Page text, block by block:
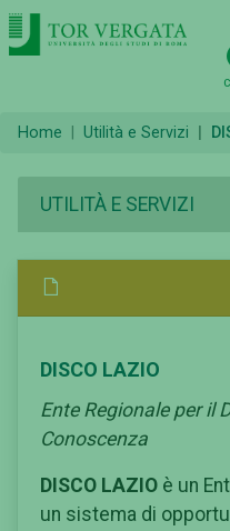
Home Utilità e Servizi
UTILITÀ E SERVIZI
DISCO LAZIO
Ente Regionale per il
Conoscenza
DISCO LAZIO è un
un sistema di